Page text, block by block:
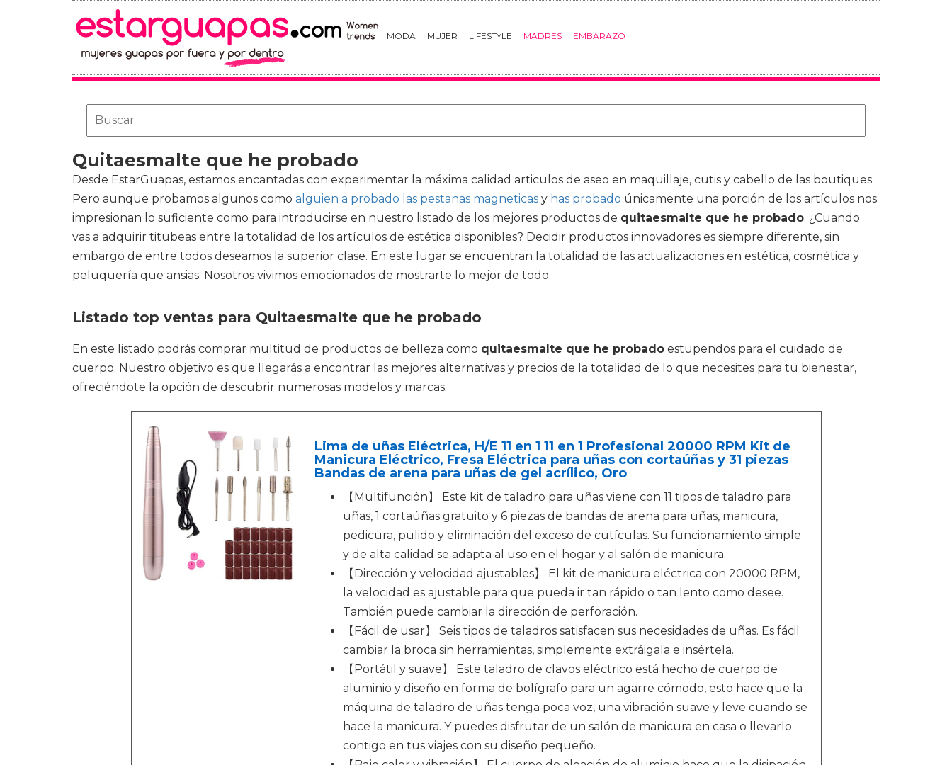
MODA MUJER LIFESTYLE MADRES EMBARAZO
Quitaesmalte que he probado
Desde EstarGuapas, estamos encantadas con experimentar la máxima calidad articulos de aseo en maquillaje, cutis y cabello de las boutiques.
Pero aunque probamos algunos como alguien a probado las pestanas magneticas y has probado únicamente una porción de los artículos nos
impresionan lo suficiente como para introducirse en nuestro listado de los mejores productos de quitaesmalte que he probado. ¿Cuando
vas a adquirir titubeas entre la totalidad de los artículos de estética disponibles? Decidir productos innovadores es siempre diferente, sin
embargo de entre todos deseamos la superior clase. En este lugar se encuentran la totalidad de las actualizaciones en estética, cosmética y
peluquería que ansias. Nosotros vivimos emocionados de mostrarte lo mejor de todo.
Listado top ventas para Quitaesmalte que he probado
En este listado podrás comprar multitud de productos de belleza como quitaesmalte que he probado estupendos para el cuidado de
cuerpo. Nuestro objetivo es que llegarás a encontrar las mejores alternativas y precios de la totalidad de lo que necesites para tu bienestar,
ofreciéndote la opción de descubrir numerosas modelos y marcas.
Lima de uñas Eléctrica, H/E 11 en 1 11 en 1 Profesional 20000 RPM Kit de
Manicura Eléctrico, Fresa Eléctrica para uñas con cortaúñas y 31 piezas
Bandas de arena para uñas de gel acrílico, Oro
【Multifunción】 Este kit de taladro para uñas viene con 11 tipos de taladro para
uñas, 1 cortaúñas gratuito y 6 piezas de bandas de arena para uñas, manicura,
pedicura, pulido y eliminación del exceso de cutículas. Su funcionamiento simple
y de alta calidad se adapta al uso en el hogar y al salón de manicura.
【Dirección y velocidad ajustables】 El kit de manicura eléctrica con 20000 RPM,
la velocidad es ajustable para que pueda ir tan rápido o tan lento como desee.
También puede cambiar la dirección de perforación.
【Fácil de usar】 Seis tipos de taladros satisfacen sus necesidades de uñas. Es fácil
cambiar la broca sin herramientas, simplemente extráigala e insértela.
【Portátil y suave】 Este taladro de clavos eléctrico está hecho de cuerpo de
aluminio y diseño en forma de bolígrafo para un agarre cómodo, esto hace que la
máquina de taladro de uñas tenga poca voz, una vibración suave y leve cuando se
hace la manicura. Y puedes disfrutar de un salón de manicura en casa o llevarlo
contigo en tus viajes con su diseño pequeño.